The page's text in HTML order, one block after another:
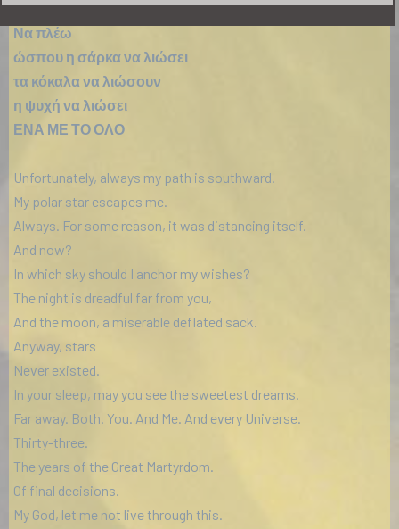
Ας μείνω…
Να πλέω
ώσπου η σάρκα να λιώσει
τα κόκαλα να λιώσουν
η ψυχή να λιώσει
ΕΝΑ ΜΕ ΤΟ ΟΛΟ
Unfortunately, always my path is southward.
My polar star escapes me.
Always. For some reason, it was distancing itself.
And now?
In which sky should I anchor my wishes?
The night is dreadful far from you,
And the moon, a miserable deflated sack.
Anyway, stars
Never existed.
In your sleep, may you see the sweetest dreams.
Far away. Both. You. And Me. And every Universe.
Thirty-three.
The years of the Great Martyrdom.
Of final decisions.
My God, let me not live through this.